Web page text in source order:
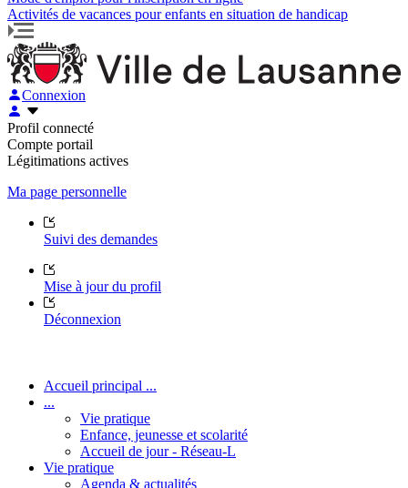
Activités de vacances pour enfants en situation de handicap
Connexion
Profil connecté
Compte portail
Légitimations actives
Ma page personnelle
Suivi des demandes
Mise à jour du profil
Déconnexion
Accueil principal ...
...
Vie pratique
Enfance, jeunesse et scolarité
Accueil de jour - Réseau-L
Vie pratique
Agenda & actualités